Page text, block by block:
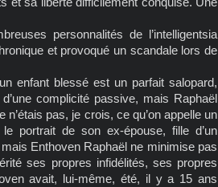
personnalités de l’intelligentsia
et provoqué un scandale lors de
enfant blessé est un parfait salopard,
complicité passive, mais Raphaël
pas, je crois, ce qu’on appelle un
portrait de son ex-épouse, fille d’un
Enthoven Raphaël ne minimise pas
ses propres infidélités, ses propres
avait, lui-même, été, il y a 15 ans